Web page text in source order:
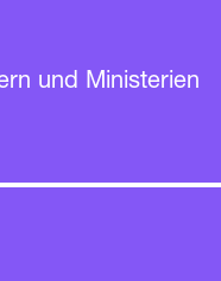
und Ministerien